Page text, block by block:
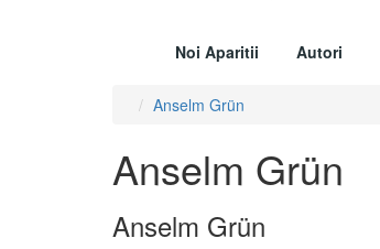
Noi Aparitii Autori
Anselm Grün
Anselm Grün
Anselm Grün